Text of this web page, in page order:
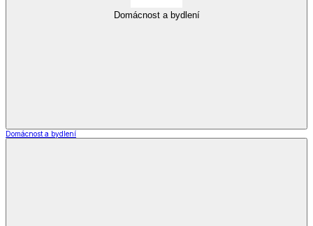
Domácnost a bydlení
Domácnost a bydlení